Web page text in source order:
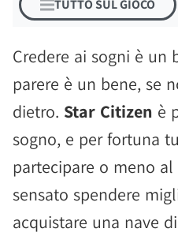
TUTTO SUL GIOCO
Credere ai sogni è un
parere è un bene, se
dietro. Star Citizen è
sogno, e per fortuna
partecipare o meno
sensato spendere
acquistare una nave